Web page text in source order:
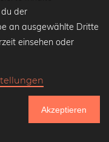
du der
an ausgewählte Dritte
einsehen oder
Akzeptieren